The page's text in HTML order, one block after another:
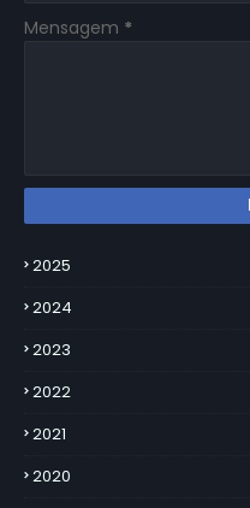
Mensagem *
2025
2024
2023
2022
2021
2020